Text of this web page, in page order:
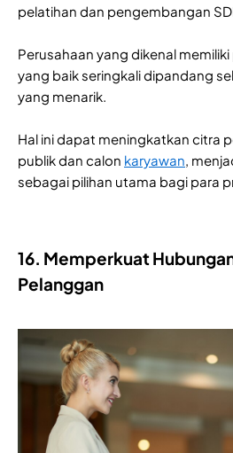
pelatihan dan pengembangan
Perusahaan yang dikenal
yang baik seringkali dipandang
yang menarik.
Hal ini dapat meningkatkan citra
publik dan calon karyawan,
sebagai pilihan utama bagi para
16. Memperkuat
Pelanggan